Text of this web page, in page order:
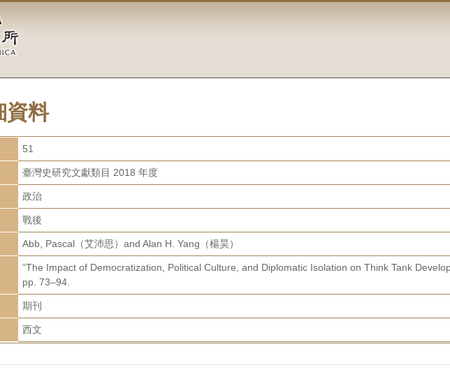
資料
51
臺灣史研究文獻類目 2018 年度
政治
戰後
Abb, Pascal（艾沛思）and Alan H. Yang（楊昊）
“The Impact of Democratization, Political Culture, and Diplomatic Isolation on Think Tank
pp. 73–94.
期刊
西文